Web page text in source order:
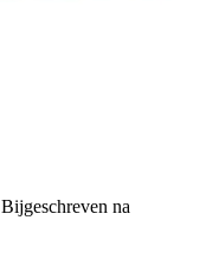
Bijgeschreven na